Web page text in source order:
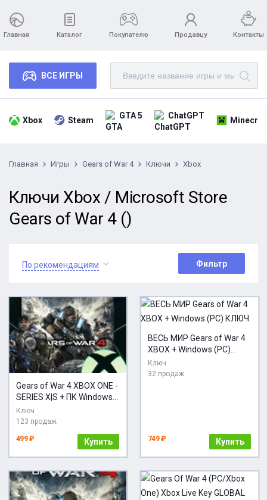
Главная Каталог Покупателю Продавцу Контакты
ВСЕ ИГРЫ
Xbox Steam GTA 5 ChatGPT
Главная Игры Gears of War 4 Ключи Xbox
Ключи Xbox / Microsoft Store
Gears of War 4 ()
По рекомендациям Фильтр
Gears of War 4 XBOX ONE -
SERIES X|S + ПК Windows
GIFT
Ключ
123 продаж
499 ₽ Купить
ВЕСЬ МИР Gears of War 4
XBOX + Windows (PC)
КЛЮЧ
Ключ
32 продаж
749 ₽ Купить